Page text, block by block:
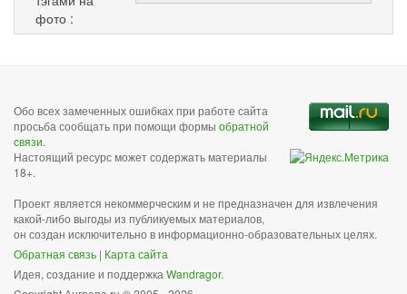
фото :
Обо всех замеченных ошибках при работе сайта
просьба сообщать при помощи формы обратной
связи.
Настоящий ресурс может содержать материалы
18+.
Проект является некоммерческим и не предназначен для извлечения
какой-либо выгоды из публикуемых материалов,
он создан исключительно в информационно-образовательных целях.
Обратная связь | Карта сайта
Идея, создание и поддержка Wandragor.